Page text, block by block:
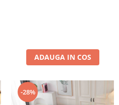
ADAUGA IN COS
-28%